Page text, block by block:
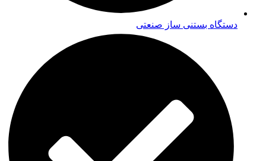
دستگاه بستنی ساز صنعتی